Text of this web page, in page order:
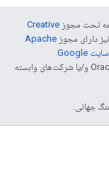
تحت مجوز Creative
دارای مجوز Apache
خطمشی‌های سایت Google
مراجعه کنید. جاوا علامت تجاری ثبت‌شده Oracle و/یا شرکت‌های وابسته